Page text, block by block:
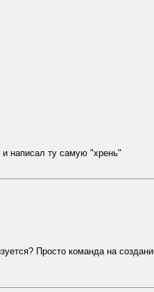
написал ту самую "хрень"
Просто команда на